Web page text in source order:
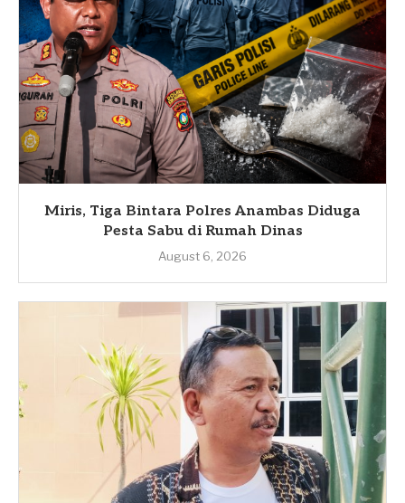
Miris, Tiga Bintara Polres Anambas Diduga
Pesta Sabu di Rumah Dinas
August 6, 2026